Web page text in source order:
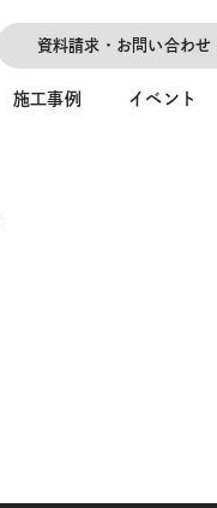
資料請求・お問い合わせ
施工事例 イベント